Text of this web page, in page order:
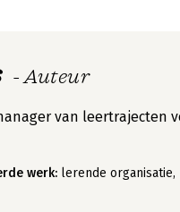
- Auteur
van leertrajecten
werk: lerende